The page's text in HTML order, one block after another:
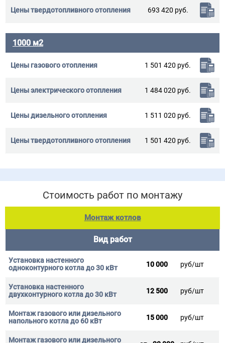
693 420 руб.
1000 м2
1 501 420 руб.
1 484 020 руб.
1 511 020 руб.
1 501 420 руб.
Стоимость работ по монтажу
Монтаж котлов
Вид работ
10 000 руб/шт
12 500 руб/шт
15 000 руб/шт